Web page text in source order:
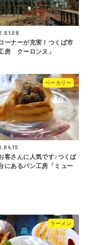
ーナーが充実！つくば市
房 クーロンヌ」
ベーカリー
客さんに人気です♪つくば
にあるパン工房「ミュー
ラーメン